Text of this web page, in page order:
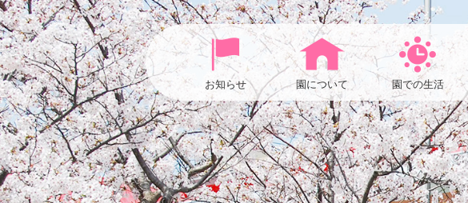
お知らせ 園について 園での生活